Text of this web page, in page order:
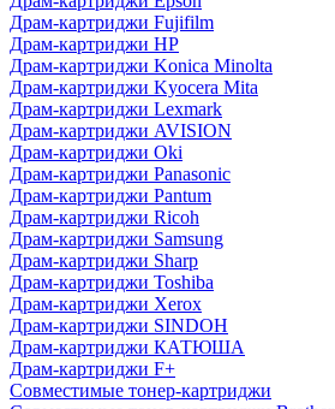
Драм-картриджи Fujifilm
Драм-картриджи HP
Драм-картриджи Konica Minolta
Драм-картриджи Kyocera Mita
Драм-картриджи Lexmark
Драм-картриджи AVISION
Драм-картриджи Oki
Драм-картриджи Panasonic
Драм-картриджи Pantum
Драм-картриджи Ricoh
Драм-картриджи Samsung
Драм-картриджи Sharp
Драм-картриджи Toshiba
Драм-картриджи Xerox
Драм-картриджи SINDOH
Драм-картриджи КАТЮША
Драм-картриджи F+
Совместимые тонер-картриджи